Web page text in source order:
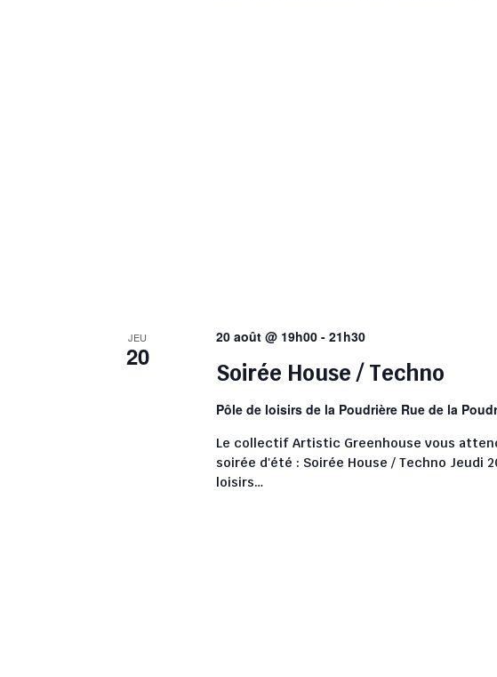
JEU
20
Soirée House / Techno
20 août @ 19h00 -21h30
Pôle de loisirs de la Poudrière Rue de la
Le collectif Artistic Greenhouse vous
soirée d'été : Soirée House / Techno Jeudi
loisirs…